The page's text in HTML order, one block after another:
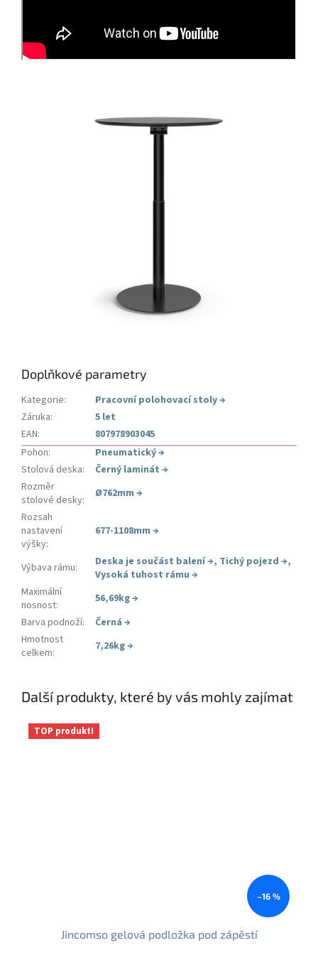
Doplňkové parametry
Kategorie: Pracovní polohovací stoly→
Záruka:
5 let
EAN:
807978903045
Pohon: Pneumatický→
Stolová deska: Černý laminát →
Rozměr
stolové desky: Ø762mm →
Rozsah
nastavení
výšky:
677-1108mm →
Výbava rámu: Deska je součást balení→, Tichý pojezd →,
Vysoká tuhost rámu →
Maximální
nosnost: 56,69kg→
Barva podnoží: Černá →
Hmotnost
celkem: 7,26kg→
Další produkty, které by vás mohly zajímat
TOP produkt!
–16 %
Jincomso gelová podložka pod zápěstí